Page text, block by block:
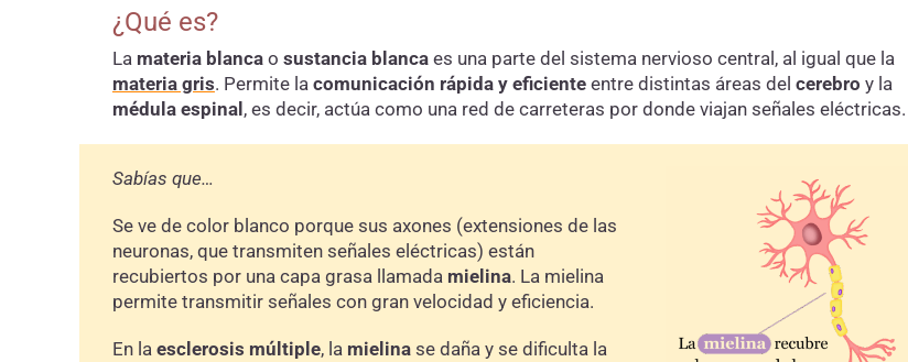
¿Qué es?
La materia blancao sustancia blancaes una parte del sistema nervioso central, al igual que la
materia gris. Permite la comunicación rápida y eficienteentre distintas áreas del cerebro y la
médula espinal , es decir, actúa como una red de carreteras por donde viajan señales eléctricas.
Sabías que…
Se ve de color blanco porque sus axones (extensiones de las
neuronas, que transmiten señales eléctricas) están
recubiertos por una capa grasa llamada mielina. La mielina
permite transmitir señales con gran velocidad y eficiencia.
En la esclerosis múltiple, la mielina se daña y se dificulta la